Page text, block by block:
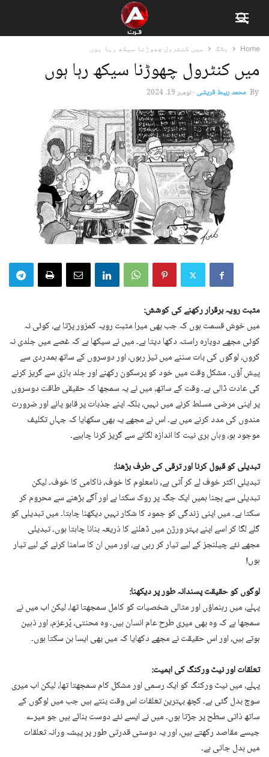
Home بلاگ میں کنٹرول چھوڑنا سیکھ رہا ہوں
میں کنٹرول چھوڑنا سیکھ رہا ہوں
By محمد ربیط قریشی-نومبر 19, 2024
مثبت رویہ برقرار رکھنے کی کوشش:
میں خوش قسمت ہوں کہ جب بھی میرا مثبت رویہ کمزور پڑتا ہے، کوئی نہ
کوئی مجھے دوبارہ راستہ دکھا دیتا ہے۔ میں نے سیکھا ہے کہ غصے میں جلدی نہ
کروں، لوگوں کی بات سننے میں تیز رہوں، اور دوسروں کے ساتھ ہمدردی سے
پیش آؤں۔ مشکل وقت میں خود کو پرسکون رکھنے اور جلد بازی سے گریز کرنے
کی عادت ڈالی ہے۔ وقت کے ساتھ، میں نے یہ سمجھا کہ حقیقی طاقت دوسروں
پر اپنی مرضی مسلط کرنے میں نہیں، بلکہ اپنے جذبات پر قابو پانے اور ضرورت
مندوں کی مدد کرنے میں ہے۔ اس نے مجھے یہ بھی سکھایا کہ جہاں تکلیف
موجود ہو، وہاں بری نیت کا اندازہ لگانے سے گریز کرنا چاہیے۔
تبدیلی کو قبول کرنا اور ترقی کی طرف بڑھنا:
تبدیلی اکثر خوف لے کر آتی ہے, نامعلوم کا خوف، ناکامی کا خوف۔ لیکن
تبدیلی سے بچنا ہمیں ایک جگہ پر روک سکتا ہے اور آگے بڑھنے سے محروم کر
سکتا ہے۔ میں اپنی زندگی کو جمود کا شکار نہیں دیکھنا چاہتا۔ میں تبدیلی کو
گلے لگا کر اسے اپنے بہتر ورژن میں ڈھلنے کا ذریعہ بنانا چاہتا ہوں۔ تبدیلی
مجھے نئے چیلنجز کے لیے تیار کر رہی ہے، اور میں ان کا سامنا کرنے کے لیے تیار
ہوں!
لوگوں کو حقیقت پسندانہ طور پر دیکھنا:
پہلے، میں رہنماؤں اور مثالی شخصیات کو کامل سمجھتا تھا، لیکن اب میں نے
سمجھا ہے کہ وہ بھی میری طرح عام انسان ہیں۔ وہ محنتی، پُرعزم، اور ذہین
ہوتے ہیں، اور اس حقیقت نے مجھے دکھایا کہ میں بھی ایسا بن سکتا ہوں۔
تعلقات اور نیٹ ورکنگ کی اہمیت:
پہلے، میں نیٹ ورکنگ کو ایک رسمی اور مشکل کام سمجھتا تھا، لیکن اب میری
سوچ بدل گئی ہے۔ کچھ بہترین تعلقات اس وقت بنتے ہیں جب میں لوگوں کے
ساتھ ذاتی سطح پر جڑتا ہوں۔ میں نے ایسے نئے دوست بنائے ہیں جو میرے
جیسے مقاصد رکھتے ہیں، اور یہ دوستی قدرتی طور پر پیشہ ورانہ تعلقات
میں بدل جاتی ہے۔